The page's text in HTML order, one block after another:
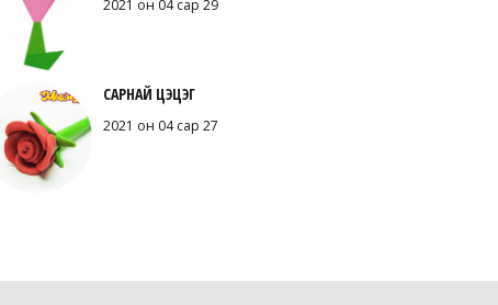
2021 он 04 сар 29
САРНАЙ ЦЭЦЭГ
2021 он 04 сар 27